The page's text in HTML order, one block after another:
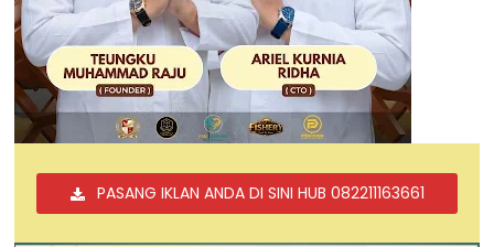
PASANG IKLAN ANDA DI SINI HUB 082211163661